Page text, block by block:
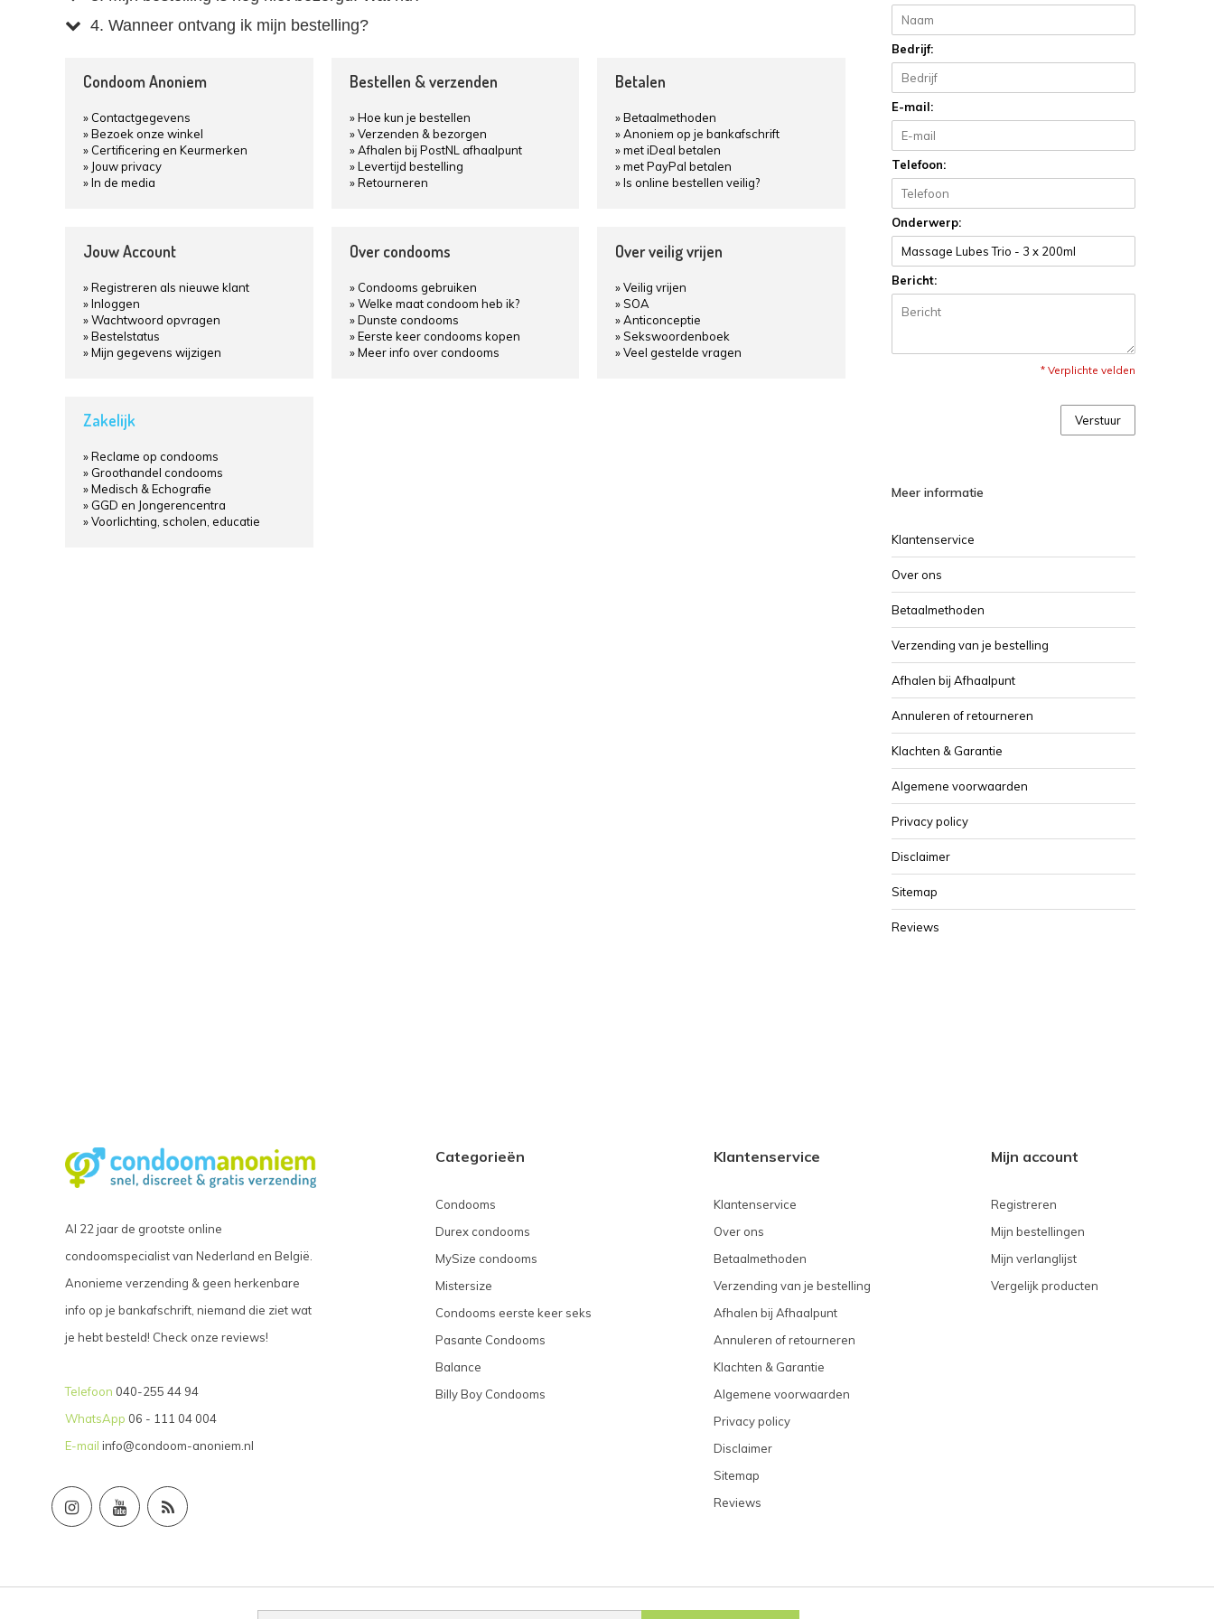
4. Wanneer ontvang ik mijn bestelling?
Condoom Anoniem
Contactgegevens
Bezoek onze winkel
Certificering en Keurmerken
Jouw privacy
In de media
Bestellen & verzenden
Hoe kun je bestellen
Verzenden & bezorgen
Afhalen bij PostNL afhaalpunt
Levertijd bestelling
Retourneren
Betalen
Betaalmethoden
Anoniem op je bankafschrift
met iDeal betalen
met PayPal betalen
Is online bestellen veilig?
Jouw Account
Registreren als nieuwe klant
Inloggen
Wachtwoord opvragen
Bestelstatus
Mijn gegevens wijzigen
Over condooms
Condooms gebruiken
Welke maat condoom heb ik?
Dunste condooms
Eerste keer condooms kopen
Meer info over condooms
Over veilig vrijen
Veilig vrijen
SOA
Anticonceptie
Sekswoordenboek
Veel gestelde vragen
Zakelijk
Reclame op condooms
Groothandel condooms
Medisch & Echografie
GGD en Jongerencentra
Voorlichting, scholen, educatie
Bedrijf:
E-mail:
Telefoon:
Onderwerp:
Bericht:
* Verplichte velden
Verstuur
Meer informatie
Klantenservice
Over ons
Betaalmethoden
Verzending van je bestelling
Afhalen bij Afhaalpunt
Annuleren of retourneren
Klachten & Garantie
Algemene voorwaarden
Privacy policy
Disclaimer
Sitemap
Reviews
Al 22 jaar de grootste online
condoomspecialist van Nederland en België.
Anonieme verzending & geen herkenbare
info op je bankafschrift, niemand die ziet wat
je hebt besteld! Check onze reviews!
Telefoon 040-255 44 94
WhatsApp 06 - 111 04 004
E-mail info@condoom-anoniem.nl
Categorieën
Condooms
Durex condooms
MySize condooms
Mistersize
Condooms eerste keer seks
Pasante Condooms
Balance
Billy Boy Condooms
Klantenservice
Klantenservice
Over ons
Betaalmethoden
Verzending van je bestelling
Afhalen bij Afhaalpunt
Annuleren of retourneren
Klachten & Garantie
Algemene voorwaarden
Privacy policy
Disclaimer
Sitemap
Reviews
Mijn account
Registreren
Mijn bestellingen
Mijn verlanglijst
Vergelijk producten